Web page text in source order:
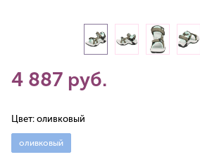
4 887 руб.
Цвет: оливковый
оливковый